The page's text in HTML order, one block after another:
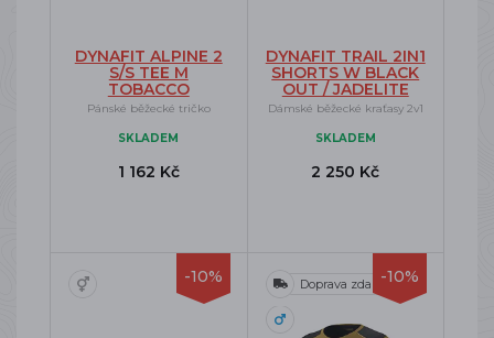
DYNAFIT ALPINE 2
S/S TEE M
TOBACCO
Pánské běžecké tričko
SKLADEM
1 162 Kč
DYNAFIT TRAIL 2IN1
SHORTS W BLACK
OUT / JADELITE
Dámské běžecké kraťasy 2v1
SKLADEM
2 250 Kč
-10% -10%
Doprava zdarma